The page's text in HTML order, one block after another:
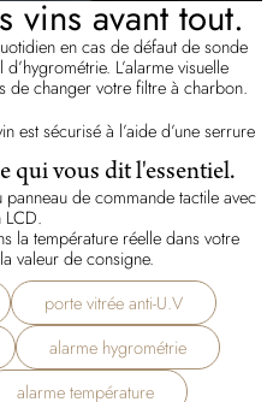
vins avant tout.
en cas de défaut de sonde
L’alarme visuelle
de changer votre filtre à charbon.
est sécurisé à l’aide d’une serrure
qui vous dit l'essentiel.
de commande tactile avec
LCD.
la température réelle dans votre
valeur de consigne.
porte vitrée anti-U.V
alarme hygrométrie
alarme température